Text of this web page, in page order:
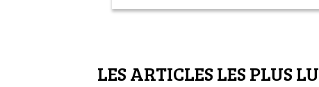
LES ARTICLES LES PLUS